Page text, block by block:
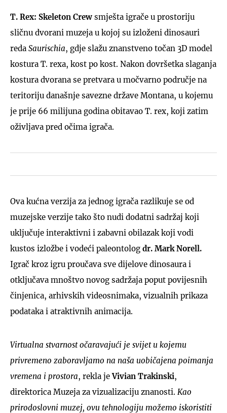
T. Rex: Skeleton Crew smješta igrače u prostoriju
sličnu dvorani muzeja u kojoj su izloženi dinosauri
reda Saurischia, gdje slažu znanstveno točan 3D model
kostura T. rexa, kost po kost. Nakon dovršetka slaganja
kostura dvorana se pretvara u močvarno područje na
teritoriju današnje savezne države Montana, u kojemu
je prije 66 milijuna godina obitavao T. rex, koji zatim
oživljava pred očima igrača.
Ova kućna verzija za jednog igrača razlikuje se od
muzejske verzije tako što nudi dodatni sadržaj koji
uključuje interaktivni i zabavni obilazak koji vodi
kustos izložbe i vodeći paleontolog dr. Mark Norell.
Igrač kroz igru proučava sve dijelove dinosaura i
otključava mnoštvo novog sadržaja poput povijesnih
činjenica, arhivskih videosnimaka, vizualnih prikaza
podataka i atraktivnih animacija.
Virtualna stvarnost očaravajući je svijet u kojemu
privremeno zaboravljamo na naša uobičajena poimanja
vremena i prostora, rekla jeVivian Trakinski,
direktorica Muzeja za vizualizaciju znanosti. Kao
prirodoslovni muzej, ovu tehnologiju možemo iskoristiti